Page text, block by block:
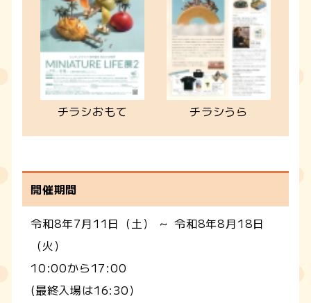
チラシおもて チラシうら
開催期間
令和8年7月11日（土） ～ 令和8年8月18日
（火）
10:00から17:00
(最終入場は16:30）